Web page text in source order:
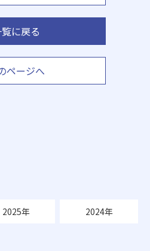
に戻る
ページへ
2025年 2024年